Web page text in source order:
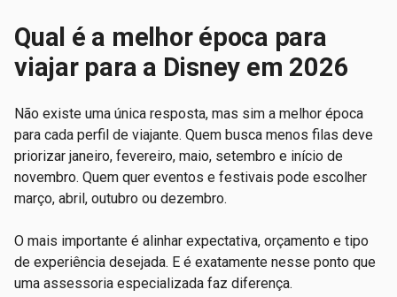
Qual é a melhor época para
viajar para a Disney em 2026
Não existe uma única resposta, mas sim a melhor época
para cada perfil de viajante. Quem busca menos filas deve
priorizar janeiro, fevereiro, maio, setembro e início de
novembro. Quem quer eventos e festivais pode escolher
março, abril, outubro ou dezembro.
O mais importante é alinhar expectativa, orçamento e tipo
de experiência desejada. E é exatamente nesse ponto que
uma assessoria especializada faz diferença.